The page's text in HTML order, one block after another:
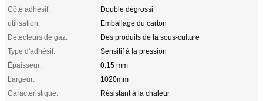
Côté adhésif:
Double dégrossi
utilisation:
Emballage du carton
Détecteurs de gaz:
Des produits de la sous-culture
Type d'adhésif:
Sensitif à la pression
Épaisseur:
0.15 mm
Largeur:
1020mm
Caractéristique:
Résistant à la chaleur